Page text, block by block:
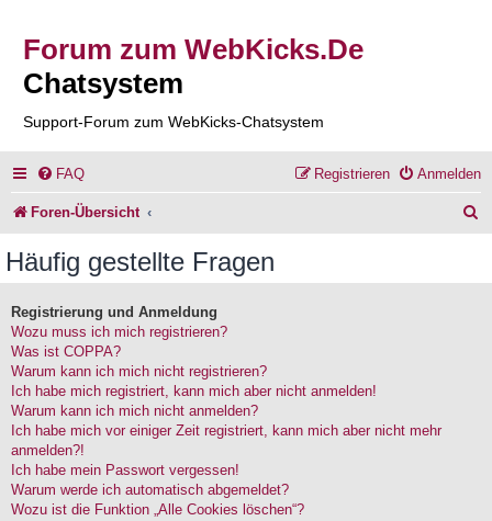
Forum zum WebKicks.De
Chatsystem
Support-Forum zum WebKicks-Chatsystem
FAQ Anmelden
Registrieren
Foren-Übersicht
Häufig gestellte Fragen
Registrierung und Anmeldung
Wozu muss ich mich registrieren?
Was ist COPPA?
Warum kann ich mich nicht registrieren?
Ich habe mich registriert, kann mich aber nicht anmelden!
Warum kann ich mich nicht anmelden?
Ich habe mich vor einiger Zeit registriert, kann mich aber nicht mehr
anmelden?!
Ich habe mein Passwort vergessen!
Warum werde ich automatisch abgemeldet?
Wozu ist die Funktion „Alle Cookies löschen“?